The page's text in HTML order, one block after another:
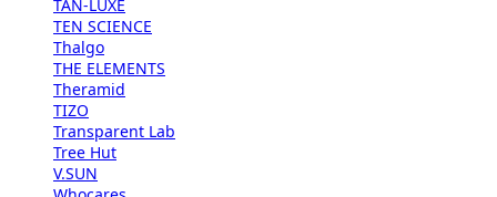
TAN-LUXE
TEN SCIENCE
Thalgo
THE ELEMENTS
Theramid
TIZO
Transparent Lab
Tree Hut
V.SUN